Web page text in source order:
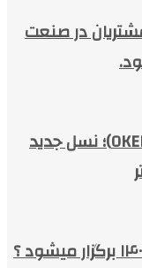
در صنعت
معرفی کرکره فولادی اوکر (OKER)؛ نسل جدید